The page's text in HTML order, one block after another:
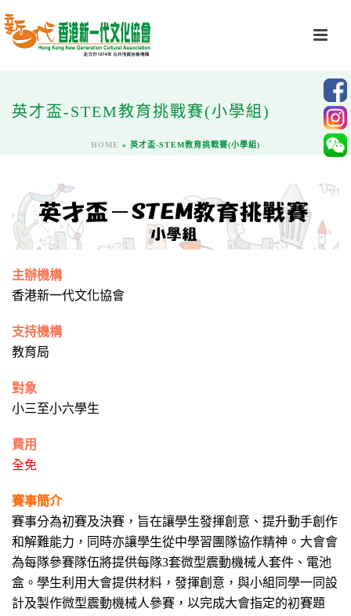
英才盃-STEM教育挑戰賽(小學組)
HOME » 英才盃-STEM教育挑戰賽(小學組)
主辦機構
香港新一代文化協會
支持機構
教育局
對象
小三至小六學生
費用
全免
賽事簡介
賽事分為初賽及決賽，旨在讓學生發揮創意、提升動手創作
和解難能力，同時亦讓學生從中學習團隊協作精神。 大會會
為每隊參賽隊伍將提供每隊3套微型震動機械人套件、電池
盒。學生利用大會提供材料，發揮創意，與小組同學一同設
計及製作微型震動機械人參賽，以完成大會指定的初賽題